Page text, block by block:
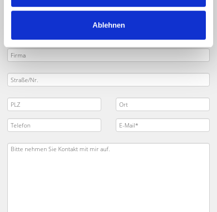
Ablehnen